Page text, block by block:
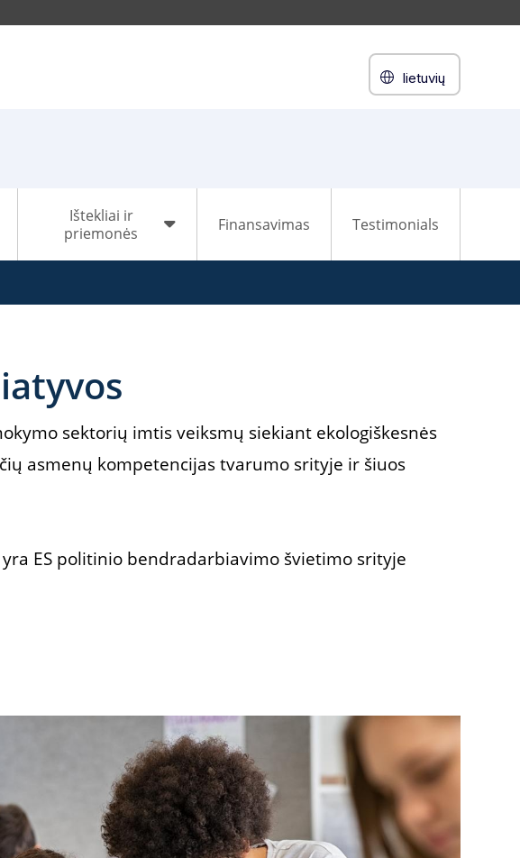
lietuvių
Ištekliai ir
priemonės
Finansavimas Testimonials
sektorių imtis veiksmų siekiant ekologiškesnės
asmenų kompetencijas tvarumo srityje ir šiuos
ES politinio bendradarbiavimo švietimo srityje